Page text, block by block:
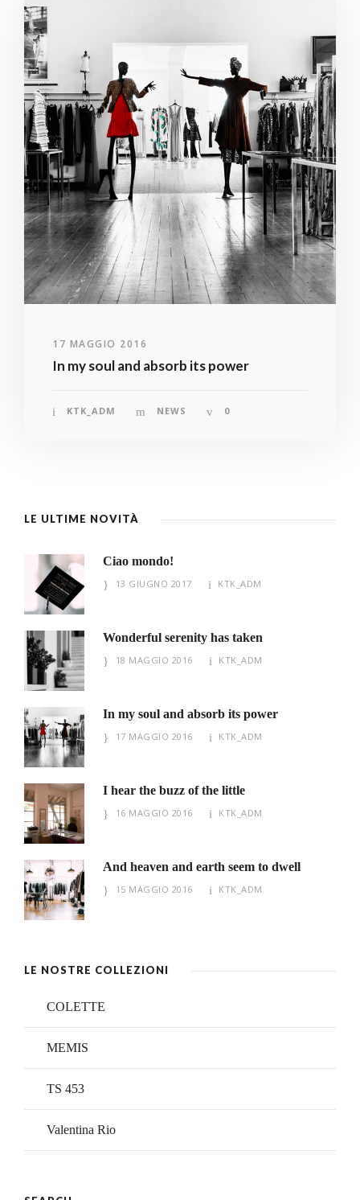
17 MAGGIO 2016
In my soul and absorb its power
KTK_ADM NEWS 0
LE ULTIME NOVITÀ
Ciao mondo!
13 GIUGNO 2017 KTK_ADM
Wonderful serenity has taken
18 MAGGIO 2016 KTK_ADM
In my soul and absorb its power
17 MAGGIO 2016 KTK_ADM
I hear the buzz of the little
16 MAGGIO 2016 KTK_ADM
And heaven and earth seem to dwell
15 MAGGIO 2016 KTK_ADM
LE NOSTRE COLLEZIONI
COLETTE
MEMIS
TS 453
Valentina Rio